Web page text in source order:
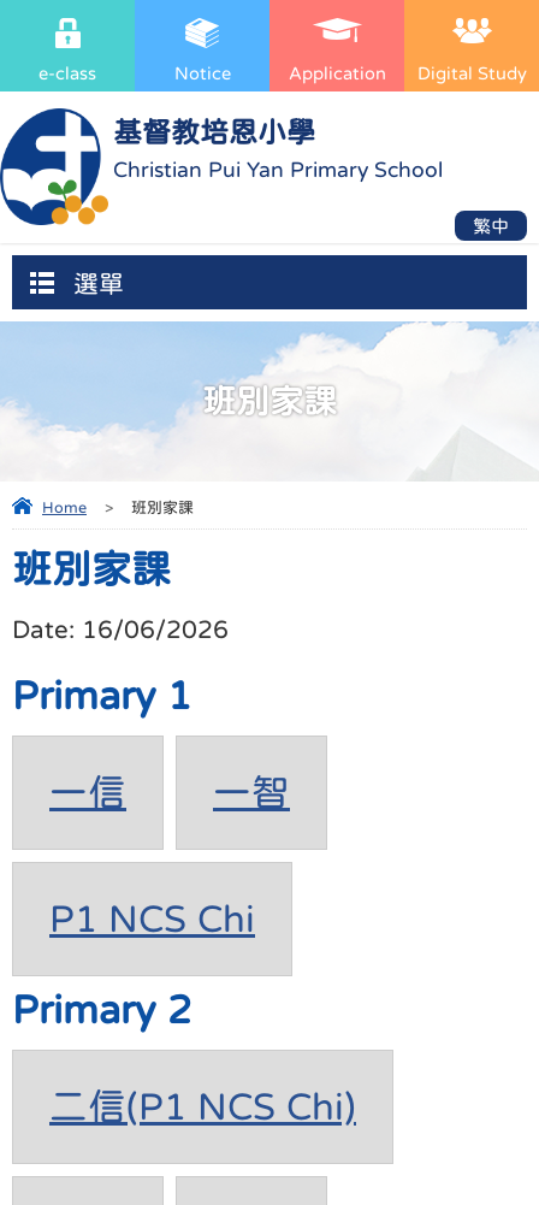
基督教培恩小學
Christian Pui Yan Primary School
e-class Notice Application Digital Study
繁中
選單
班別家課
Home > 班別家課
班別家課
Date: 16/06/2026
Primary 1
一信 一智
P1 NCS Chi
Primary 2
二信(P1 NCS Chi)